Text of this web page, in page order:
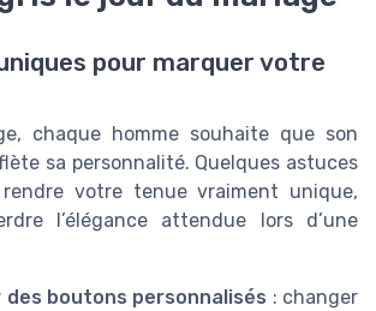
pour marquer votre
chaque homme souhaite que son
sa personnalité. Quelques astuces
votre tenue vraiment unique,
l’élégance attendue lors d’une
des boutons personnalisés : changer